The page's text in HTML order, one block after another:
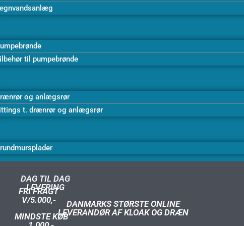
til pumpebrønde
og anlægsrør
t. drænrør og anlægsrør
DAG TIL DAG
LEVERING
FRI FRAGT
V/5.000,-
DANMARKS STØRSTE ONLINE
LEVERANDØR AF KLOAK OG DRÆN
MINDSTE KØB